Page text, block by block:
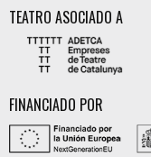
TEATRO ASOCIADO A
FINANCIADO POR